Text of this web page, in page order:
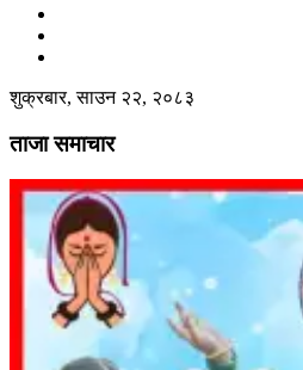
शुक्रबार, साउन २२, २०८३
ताजा समाचार